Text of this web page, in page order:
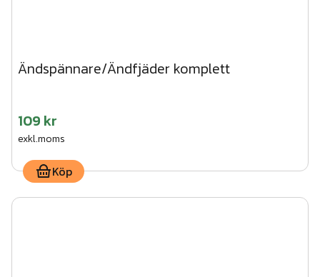
Ändspännare/Ändfjäder komplett
109 kr
exkl.moms
Köp